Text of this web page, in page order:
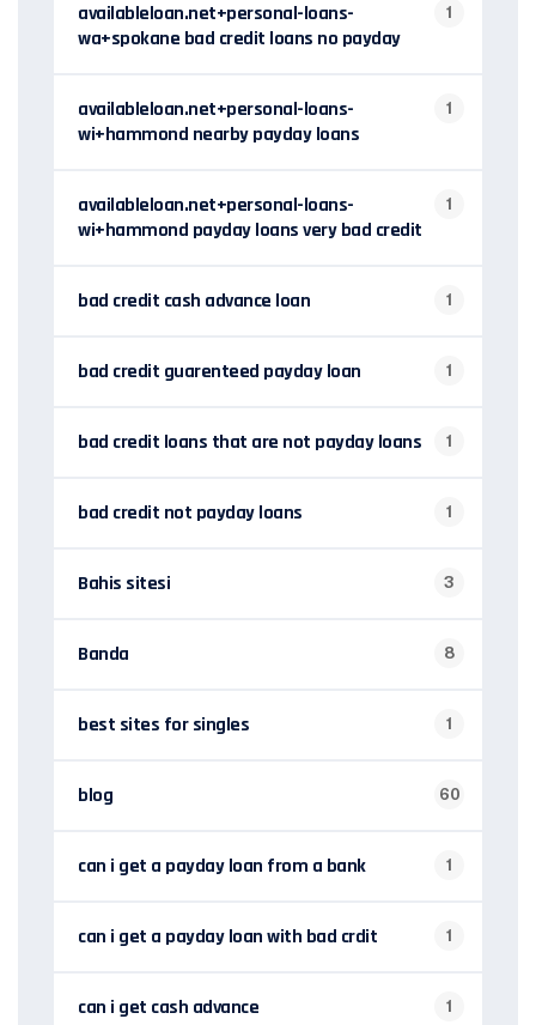
availableloan.net+personal-loans-
wa+spokane bad credit loans no payday
1
availableloan.net+personal-loans-
wi+hammond nearby payday loans
1
availableloan.net+personal-loans-
wi+hammond payday loans very bad credit
1
bad credit cash advance loan 1
bad credit guarenteed payday loan 1
bad credit loans that are not payday loans 1
bad credit not payday loans 1
Bahis sitesi 3
Banda 8
best sites for singles 1
blog 60
can i get a payday loan from a bank 1
can i get a payday loan with bad crdit 1
can i get cash advance 1